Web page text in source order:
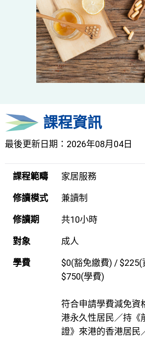
課程資訊
最後更新日期：2026年08月04日
課程範疇 家居服務
修讀模式 兼讀制
修讀期 共10小時
對象 成人
學費
$0(豁免繳費) /
$750(學費)
符合申請學費減免資
港永久性居民／持《
證》來港的香港居民